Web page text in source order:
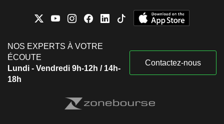
NOS EXPERTS À VOTRE
ÉCOUTE
Lundi - Vendredi 9h-12h / 14h-
18h
Contactez-nous